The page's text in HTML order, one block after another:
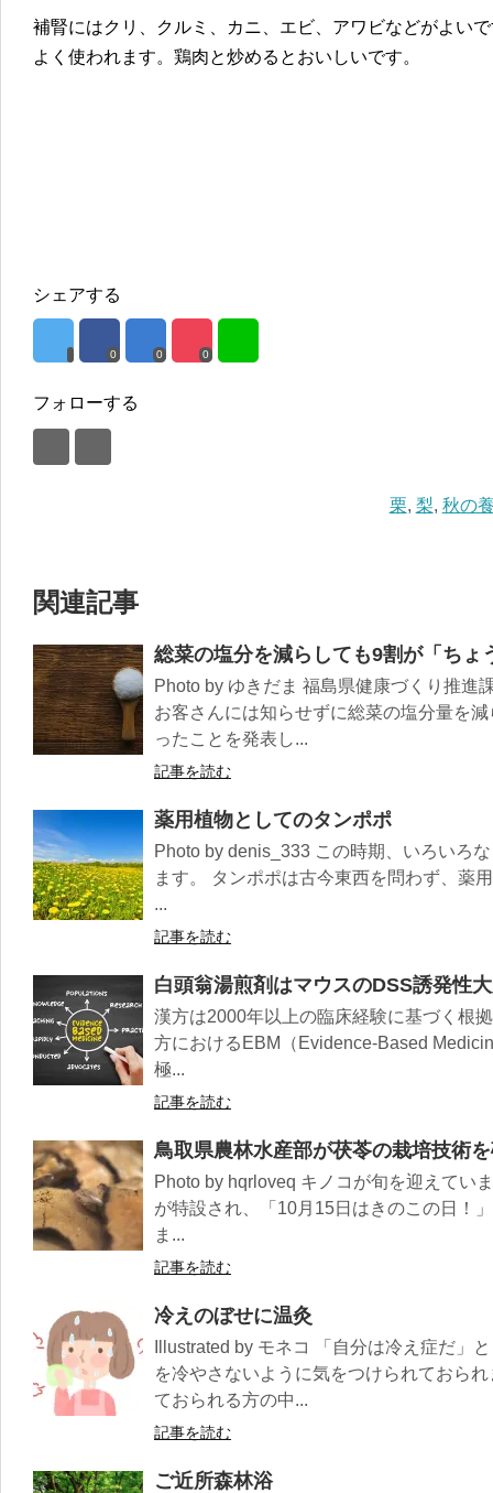
補腎にはクリ、クルミ、カニ、エビ、アワビなどがよい
よく使われます。鶏肉と炒めるとおいしいです。
シェアする
0 0 0
フォローする
栗, 梨, 秋の
関連記事
総菜の塩分を減らしても9割が「ちょ
Photo by ゆきだま 福島県健康づくり推進
お客さんには知らせずに総菜の塩分量を
ったことを発表し...
記事を読む
薬用植物としてのタンポポ
Photo by denis_333 この時期、いろいろ
ます。 タンポポは古今東西を問わず、薬
...
記事を読む
白頭翁湯煎剤はマウスのDSS誘発性
漢方は2000年以上の臨床経験に基づく根
方におけるEBM（Evidence-Based
極...
記事を読む
鳥取県農林水産部が茯苓の栽培技術
Photo by hqrloveq キノコが旬を迎えてい
が特設され、「10月15日はきのこの日！
ま...
記事を読む
冷えのぼせに温灸
Illustrated by モネコ 「自分は冷え症だ」
を冷やさないように気をつけられておら
ておられる方の中...
記事を読む
ご近所森林浴